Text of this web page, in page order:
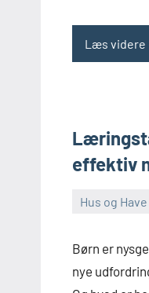
Læs videre
effektiv
Hus og Have
Børn er
nye